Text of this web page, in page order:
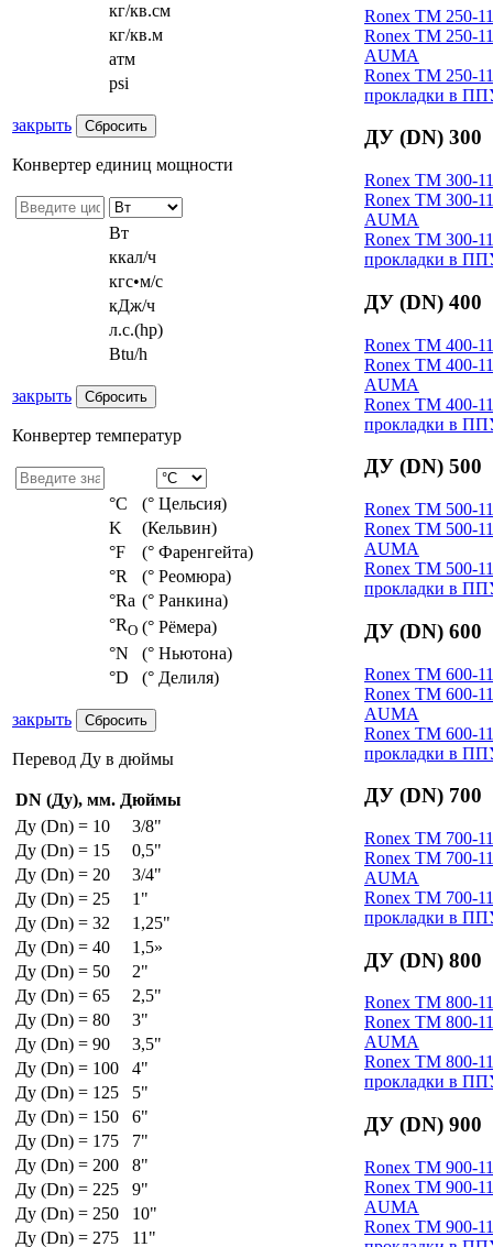
кг/кв.см
кг/кв.м
атм
psi
закрыть
Конвертер единиц мощности
Вт
ккал/ч
кгс•м/с
кДж/ч
л.с.(hp)
Btu/h
закрыть
Конвертер температур
°С
(° Цельсия)
K
(Кельвин)
°F
(° Фаренгейта)
°R
(° Реомюра)
°Ra (° Ранкина)
°RO (° Рёмера)
°N
(° Ньютона)
°D
(° Делиля)
закрыть
Перевод Ду в дюймы
DN (Ду), мм. Дюймы
Ду (Dn) = 10
3/8"
Ду (Dn) = 15
0,5"
Ду (Dn) = 20
3/4"
Ду (Dn) = 25
1"
Ду (Dn) = 32
1,25"
Ду (Dn) = 40
1,5»
Ду (Dn) = 50
2"
Ду (Dn) = 65
2,5"
Ду (Dn) = 80
3"
Ду (Dn) = 90
3,5"
Ду (Dn) = 100
4"
Ду (Dn) = 125
5"
Ду (Dn) = 150
6"
Ду (Dn) = 175
7"
Ду (Dn) = 200
8"
Ду (Dn) = 225
9"
Ду (Dn) = 250
10"
Ду (Dn) = 275
11"
Ronex ТM 250-
Ronex ТM 250-
AUMA
Ronex ТM 250-
прокладки в
ДУ (DN) 300
Ronex ТM 300-
Ronex ТM 300-
AUMA
Ronex ТM 300-
прокладки в
ДУ (DN) 400
Ronex ТM 400-
Ronex ТM 400-
AUMA
Ronex ТM 400-
прокладки в
ДУ (DN) 500
Ronex ТM 500-
Ronex ТM 500-
AUMA
Ronex ТM 500-
прокладки в
ДУ (DN) 600
Ronex ТM 600-
Ronex ТM 600-
AUMA
Ronex ТM 600-
прокладки в
ДУ (DN) 700
Ronex ТM 700-
Ronex ТM 700-
AUMA
Ronex ТM 700-
прокладки в
ДУ (DN) 800
Ronex ТM 800-
Ronex ТM 800-
AUMA
Ronex ТM 800-
прокладки в
ДУ (DN) 900
Ronex ТM 900-
Ronex ТM 900-
AUMA
Ronex ТM 900-